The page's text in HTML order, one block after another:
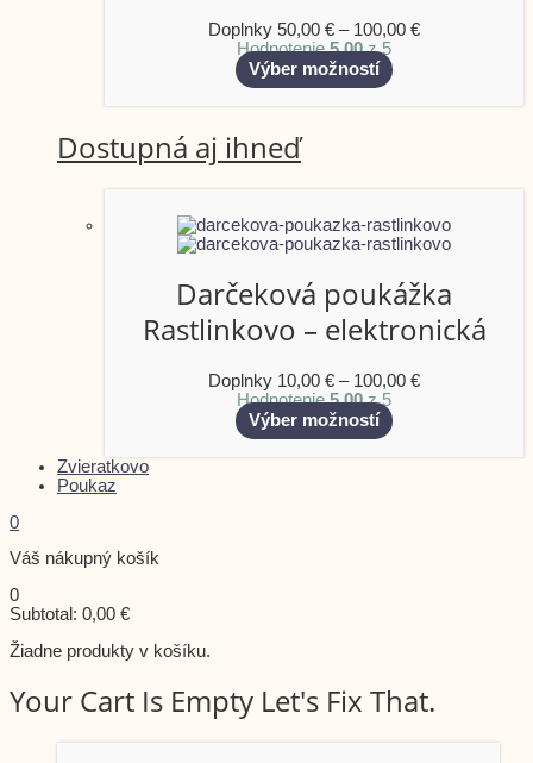
Doplnky 50,00 € – 100,00 €
Hodnotenie5.00z 5
Výber možností
Dostupná aj ihneď
Darčeková poukážka
Rastlinkovo – elektronická
Doplnky 10,00 € – 100,00 €
Hodnotenie5.00z 5
Výber možností
Zvieratkovo
Poukaz
0
Váš nákupný košík
0
Subtotal: 0,00 €
Žiadne produkty v košíku.
Your Cart Is Empty Let's Fix That.